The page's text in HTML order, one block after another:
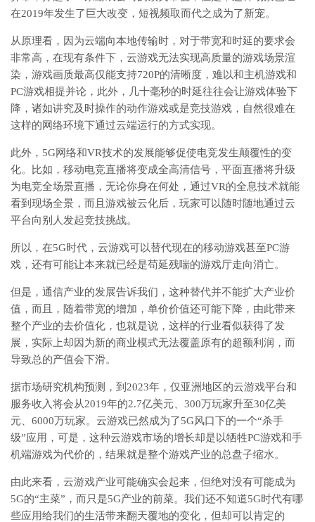
在2019年发生了巨大改变，短视频取而代之成为了新宠。
从原理看，因为云端向本地传输时，对于带宽和时延的要求会
非常高，在现有条件下，云游戏无法实现高质量的游戏场景渲
染，游戏画质最高仅能支持720P的清晰度，难以和主机游戏和
PC游戏相提并论，此外，几十毫秒的时延往往会让游戏体验下
降，诸如讲究及时操作的动作游戏或是竞技游戏，自然很难在
这样的网络环境下通过云端运行的方式实现。
此外，5G网络和VR技术的发展能够促使电竞发生颠覆性的变
化。比如，移动电竞直播将变成全高清信号，平面直播将升级
为电竞全场景直播，无论你身在何处，通过VR的全息技术就能
看到现场全景，而且游戏被云化后，玩家可以随时随地通过云
平台向别人发起竞技挑战。
所以，在5G时代，云游戏可以替代现在的移动游戏甚至PC游
戏，还有可能让本来就已经是苟延残喘的游戏厅走向消亡。
但是，通信产业的发展告诉我们，这种替代并不能扩大产业价
值，而且，随着带宽的增加，单价价值还可能下降，由此带来
整个产业的去价值化，也就是说，这样的行业看似获得了发
展，实际上却因为新的商业模式无法覆盖原有的超额利润，而
导致总的产值会下滑。
据市场研究机构预测，到2023年，仅亚洲地区的云游戏平台和
服务收入将会从2019年的2.7亿美元、300万玩家升至30亿美
元、6000万玩家。云游戏已然成为了5G风口下的一个“杀手
级”应用，可是，这种云游戏市场的增长却是以牺牲PC游戏和手
机端游戏为代价的，结果就是整个游戏产业的总盘子缩水。
由此来看，云游戏产业可能确实会起来，但绝对没有可能成为
5G的“主菜”，而只是5G产业的前菜。我们还不知道5G时代有哪
些应用给我们的生活带来翻天覆地的变化，但却可以肯定的